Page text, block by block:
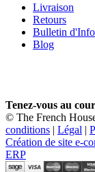
Livraison
Retours
Bulletin
Blog
Tenez-vous au
© The French
conditions | Légal |
Création de site e-
ERP